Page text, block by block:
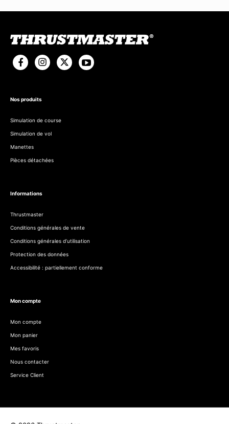
Nos produits
Simulation de course
Simulation de vol
Manettes
Pièces détachées
Informations
Thrustmaster
Conditions générales de vente
Conditions générales d’utilisation
Protection des données
Accessibilité : partiellement conforme
Mon compte
Mon compte
Mon panier
Mes favoris
Nous contacter
Service Client